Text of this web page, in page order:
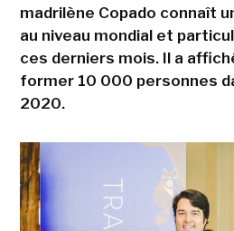
madrilène Copado connaît
au niveau mondial et
ces derniers mois. Il a
former 10 000 personnes
2020.